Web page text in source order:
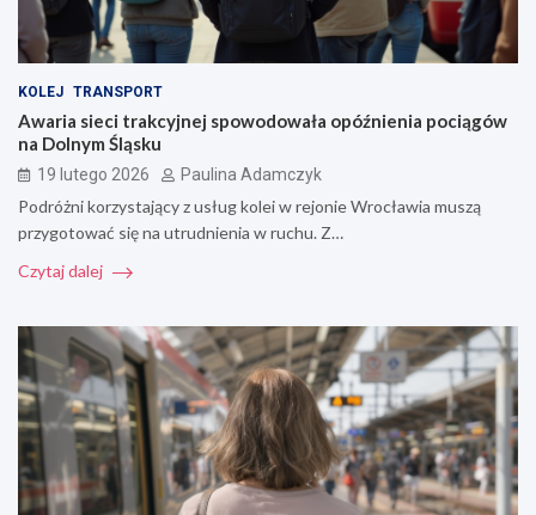
KOLEJ TRANSPORT
Awaria sieci trakcyjnej spowodowała opóźnienia pociągów
na Dolnym Śląsku
19 lutego 2026 Paulina Adamczyk
Podróżni korzystający z usług kolei w rejonie Wrocławia muszą
przygotować się na utrudnienia w ruchu. Z…
Czytaj dalej